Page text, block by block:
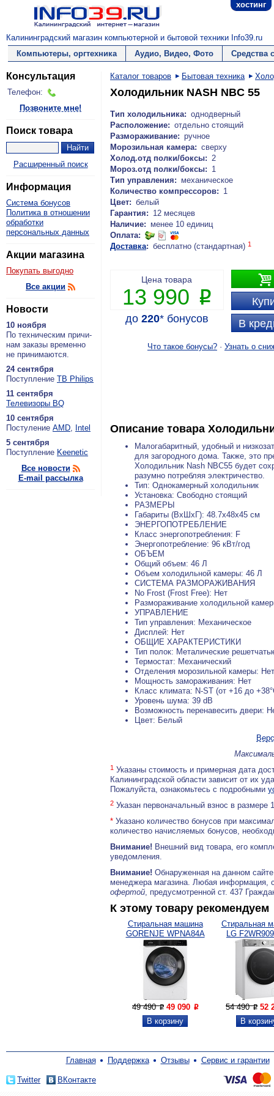
хостинг
Калининградский магазин компьютерной и бытовой техники Info39.ru
Компьютеры, оргтехника
Аудио, Видео, Фото Средства
Консультация
Телефон:
Позвоните мне!
Поиск товара
Расширенный поиск
Информация
Система бонусов
Политика в отношении
обработки
персональных данных
Акции магазина
Покупать выгодно
Все акции
Новости
10 ноября
По тех­ни­че­ским при­чи­
нам за­ка­зы вре­мен­но
не при­ни­ма­ют­ся.
24 сентября
По­ступ­ле­ние ТВ Philips
11 сентября
Теле­ви­зо­ры BQ
10 сентября
По­сту­ле­ние AMD, Intel
5 сентября
По­ступ­ле­ние Keenetic
Все новости
E-mail рассылка
Каталог товаров Бытовая техника
Холодильник NASH NBC 55
Тип холодильника: однодверный
Расположение: отдельно стоящий
Размораживание: ручное
Морозильная камера: сверху
Холод.отд полки/боксы: 2
Мороз.отд полки/боксы: 1
Тип управления: механическое
Количество компрессоров: 1
Цвет: белый
Гарантия: 12 месяцев
Наличие: менее 10 единиц
Оплата:
Доставка: бесплатно (стандартная) 1

В
Цена товара
13 990 P
до 220*бонусов
Что такое бонусы? · Узнать о
Описание товара
Малогабаритный, удобный и
для загородного дома. Также, это
Холодильник Nash NBC55 будет
разумно потребляя электричество.
Тип: Однокамерный холодильник
Установка: Свободно стоящий
РАЗМЕРЫ
Габариты (ВхШхГ): 48.7x48x45 см
ЭНЕРГОПОТРЕБЛЕНИЕ
Класс энергопотребления: F
Энергопотребление: 96 кВт/год
ОБЪЕМ
Общий объем: 46 Л
Объем холодильной камеры: 46 Л
СИСТЕМА РАЗМОРАЖИВАНИЯ
No Frost (Frost Free): Нет
Размораживание холодильной
УПРАВЛЕНИЕ
Тип управления: Механическое
Дисплей: Нет
ОБЩИЕ ХАРАКТЕРИСТИКИ
Тип полок: Металические
Термостат: Механический
Отделения морозильной камеры: Нет
Мощность замораживания: Нет
Класс климата: N-ST (от +16 до
Уровень шума: 39 dB
Возможность перенавесить двери:
Цвет: Белый
1 Указаны стоимость и примерная дата
Калининградской области зависит от их
Пожалуйста, ознакомьтесь с подробными
2 Указан первоначальный взнос в
* Указано количество бонусов при
количество начисляемых бонусов,
Внимание! Внешний вид товара, его
уведомления.
Внимание! Обнаруженная на данном
менеджера магазина. Любая информация,
офертой, предусмотренной ст. 437
К этому товару рекомендуем
Стиральная машина
GORENJE WPNA84A
49 490P 49 090 P
Стиральная
LG
54 490P 52
Главная Поддержка Отзывы Сервис и гарантии
Twitter ВКонтакте